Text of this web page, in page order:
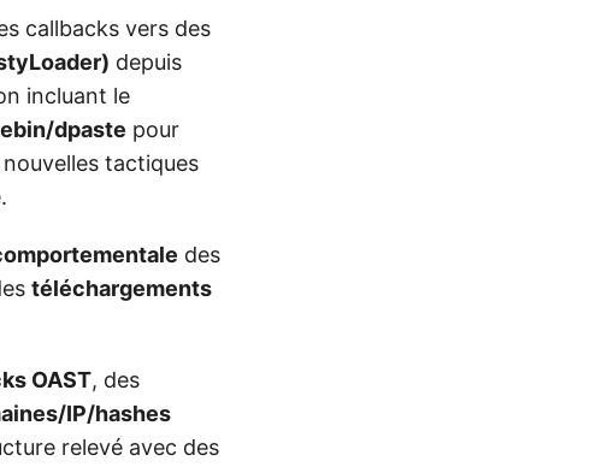
callbacks vers des
depuis
incluant le
dpaste pour
tactiques
des
téléchargements
OAST, des
IP/hashes
relevé avec des